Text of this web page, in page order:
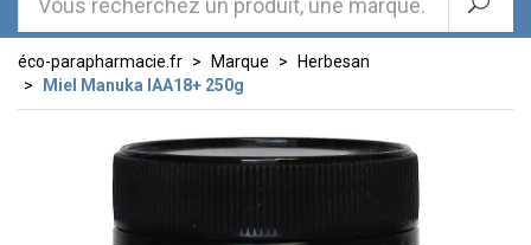
éco-parapharmacie.fr Marque
Herbesan
Miel Manuka IAA18+ 250g